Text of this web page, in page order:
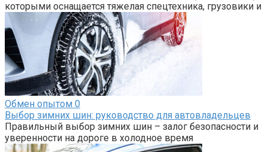
которыми оснащается тяжелая спецтехника, грузовики и
Обмен опытом 0
Выбор зимних шин: руководство для автовладельцев
Правильный выбор зимних шин – залог безопасности и
уверенности на дороге в холодное время